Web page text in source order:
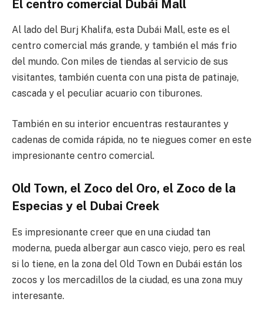
El centro comercial Dubái Mall
Al lado del Burj Khalifa, esta Dubái Mall, este es el
centro comercial más grande, y también el más frio
del mundo. Con miles de tiendas al servicio de sus
visitantes, también cuenta con una pista de patinaje,
cascada y el peculiar acuario con tiburones.
También en su interior encuentras restaurantes y
cadenas de comida rápida, no te niegues comer en este
impresionante centro comercial.
Old Town, el Zoco del Oro, el Zoco de la
Especias y el Dubai Creek
Es impresionante creer que en una ciudad tan
moderna, pueda albergar aun casco viejo, pero es real
si lo tiene, en la zona del Old Town en Dubái están los
zocos y los mercadillos de la ciudad, es una zona muy
interesante.